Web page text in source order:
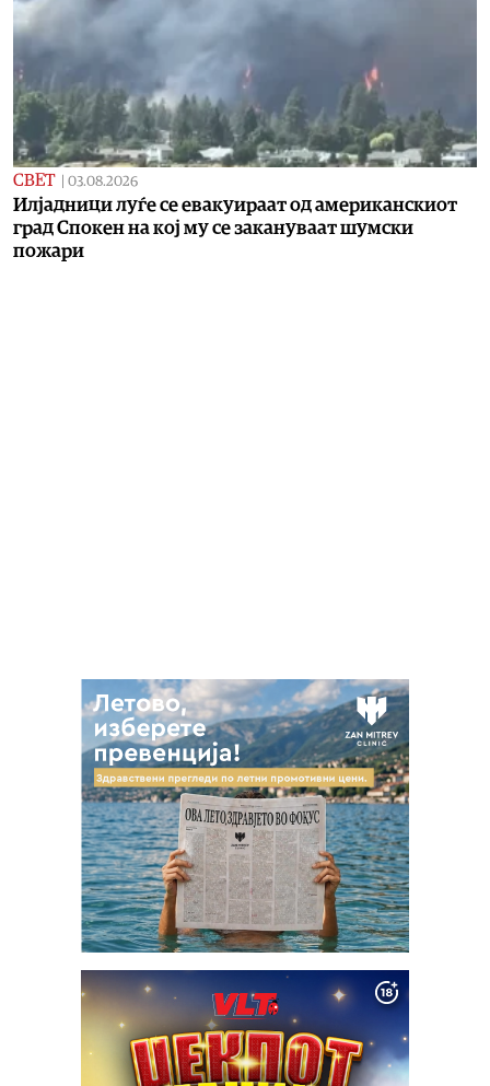
СВЕТ 03.08.2026
Илјадници луѓе се евакуираат од американскиот
град Спокен на кој му се закануваат шумски
пожари